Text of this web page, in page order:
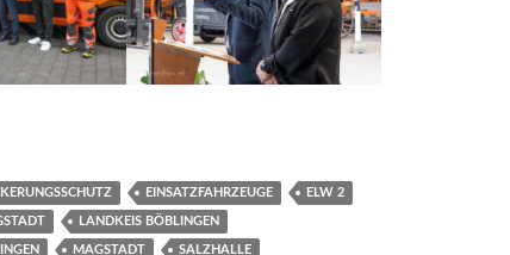
EINSATZFAHRZEUGE ELW 2
LANDKEIS BÖBLINGEN
MAGSTADT SALZHALLE